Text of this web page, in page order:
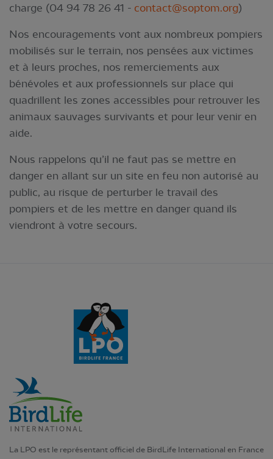
charge (04 94 78 26 41 - contact@soptom.org)
Nos encouragements vont aux nombreux pompiers
mobilisés sur le terrain, nos pensées aux victimes
et à leurs proches, nos remerciements aux
bénévoles et aux professionnels sur place qui
quadrillent les zones accessibles pour retrouver les
animaux sauvages survivants et pour leur venir en
aide.
Nous rappelons qu’il ne faut pas se mettre en
danger en allant sur un site en feu non autorisé au
public, au risque de perturber le travail des
pompiers et de les mettre en danger quand ils
viendront à votre secours.
La LPO est le représentant officiel de BirdLife International en France